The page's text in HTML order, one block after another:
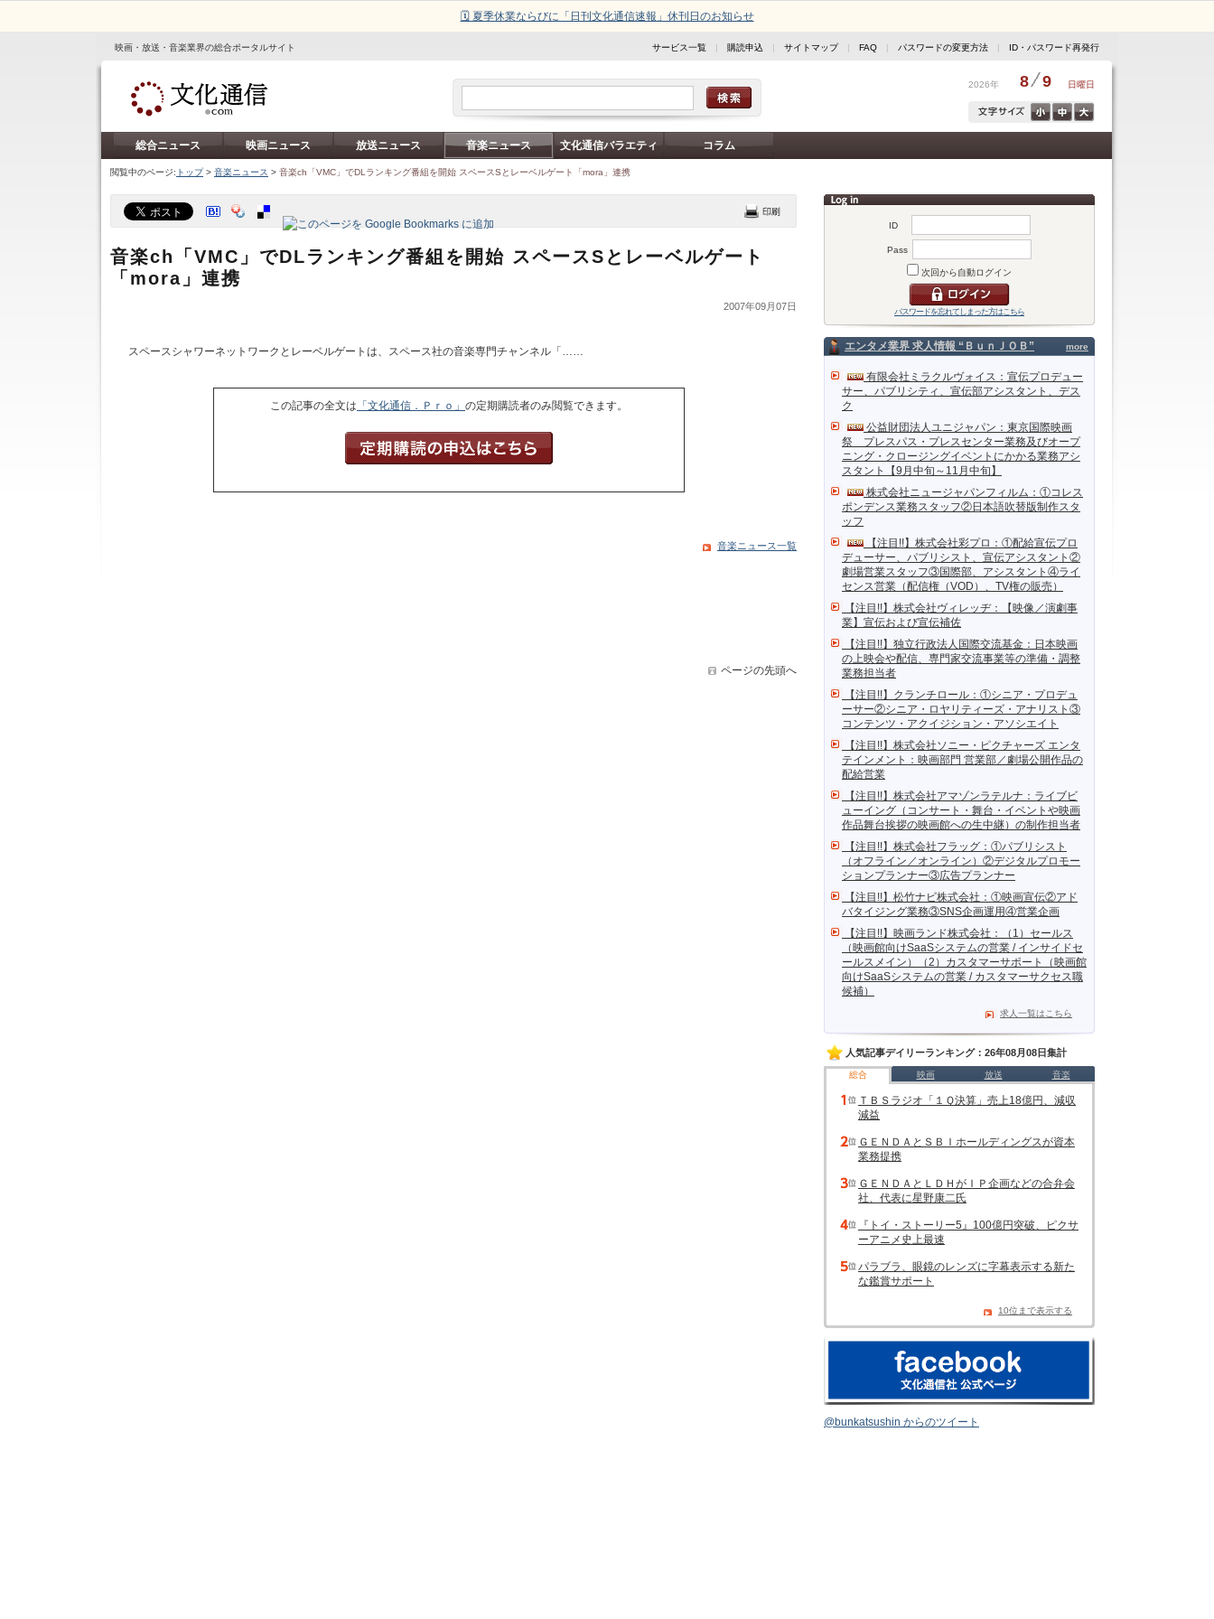
🗓️ 夏季休業ならびに「日刊文化通信速報」休刊日のお知らせ
映画・放送・音楽業界の総合ポータルサイト サービス一覧 | 購読申込 | サイトマップ| FAQ | パスワードの変更方法 | ID・パスワード再発行
2026年 8 9 日曜日
総合ニュース 映画ニュース 放送ニュース 音楽ニュース 文化通信バラエティ コラム
閲覧中のページ: トップ> 音楽ニュース > 音楽ch「VMC」でDLランキング番組を開始 スペースSとレーベルゲート「mora」連携
ID
Pass
次回から自動ログイン
パスワードを忘れてしまった方はこちら
more
エンタメ業界 求人情報 “ＢｕｎＪＯＢ”
有限会社ミラクルヴォイス：宣伝プロデュー
サー、パブリシティ、宣伝部アシスタント、デス
ク
公益財団法人ユニジャパン：東京国際映画
祭 プレスパス・プレスセンター業務及びオープ
ニング・クロージングイベントにかかる業務アシ
スタント【9月中旬～11月中旬】
株式会社ニュージャパンフィルム：①コレス
ポンデンス業務スタッフ②日本語吹替版制作スタ
ッフ
【注目!!】株式会社彩プロ：①配給宣伝プロ
デューサー、パブリシスト、宣伝アシスタント②
劇場営業スタッフ③国際部、アシスタント④ライ
センス営業（配信権（VOD）、TV権の販売）
【注目!!】株式会社ヴィレッヂ：【映像／演劇事
業】宣伝および宣伝補佐
【注目!!】独立行政法人国際交流基金：日本映画
の上映会や配信、専門家交流事業等の準備・調整
業務担当者
【注目!!】クランチロール：①シニア・プロデュ
ーサー②シニア・ロヤリティーズ・アナリスト③
コンテンツ・アクイジション・アソシエイト
【注目!!】株式会社ソニー・ピクチャーズ エンタ
テインメント：映画部門 営業部／劇場公開作品の
配給営業
【注目!!】株式会社アマゾンラテルナ：ライブビ
ューイング（コンサート・舞台・イベントや映画
作品舞台挨拶の映画館への生中継）の制作担当者
【注目!!】株式会社フラッグ：①パブリシスト
（オフライン／オンライン）②デジタルプロモー
ションプランナー③広告プランナー
【注目!!】松竹ナビ株式会社：①映画宣伝②アド
バタイジング業務③SNS企画運用④営業企画
【注目!!】映画ランド株式会社：（1）セールス
（映画館向けSaaSシステムの営業 / インサイドセ
ールスメイン）（2）カスタマーサポート（映画館
向けSaaSシステムの営業 / カスタマーサクセス職
候補）
求人一覧はこちら
人気記事デイリーランキング：26年08月08日集計
総合 映画 放送 音楽
ＴＢＳラジオ「１Ｑ決算」売上18億円、減収
減益
ＧＥＮＤＡとＳＢＩホールディングスが資本
業務提携
ＧＥＮＤＡとＬＤＨがＩＰ企画などの合弁会
社、代表に星野康二氏
『トイ・ストーリー5』100億円突破、ピクサ
ーアニメ史上最速
パラブラ、眼鏡のレンズに字幕表示する新た
な鑑賞サポート
10位まで表示する
@bunkatsushin からのツイート
音楽ch「VMC」でDLランキング番組を開始 スペースSとレーベルゲート
「mora」連携
2007年09月07日
スペースシャワーネットワークとレーベルゲートは、スペース社の音楽専門チャンネル「……
この記事の全文は 「文化通信．Ｐｒｏ」 の定期購読者のみ閲覧できます。
音楽ニュース一覧
ページの先頭へ